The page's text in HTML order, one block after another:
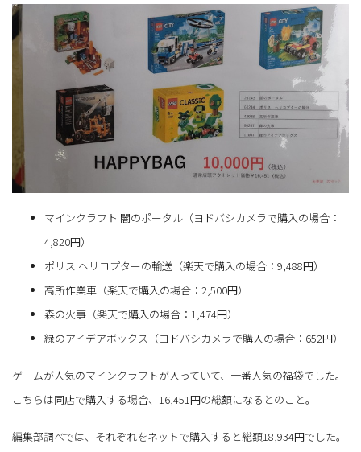
マインクラフト 闇のポータル（ヨドバシカメラで購入の場合：
4,820円）
ポリス ヘリコプターの輸送（楽天で購入の場合：9,488円）
高所作業車（楽天で購入の場合：2,500円）
森の火事（楽天で購入の場合：1,474円）
緑のアイデアボックス（ヨドバシカメラで購入の場合：652円）
ゲームが人気のマインクラフトが入っていて、一番人気の福袋でした。
こちらは同店で購入する場合、16,451円の総額になるとのこと。
編集部調べでは、それぞれをネットで購入すると総額18,934円でした。